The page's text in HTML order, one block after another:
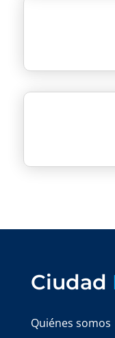
Ciudad
Quiénes somos